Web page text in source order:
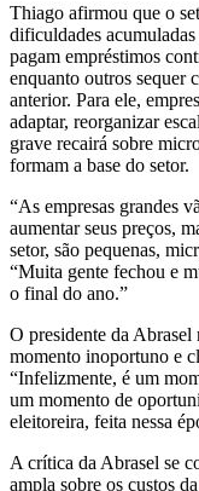
Thiago afirmou que o
dificuldades
pagam empréstimos
enquanto outros sequer
anterior. Para ele,
adaptar, reorganizar
grave recairá sobre
formam a base do setor.
“As empresas grandes
aumentar seus preços,
setor, são pequenas,
“Muita gente fechou e
o final do ano.”
O presidente da
momento inoportuno e
“Infelizmente, é um
um momento de
eleitoreira, feita nessa
A crítica da Abrasel se
ampla sobre os custos